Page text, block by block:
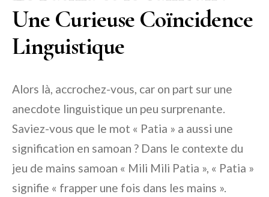
Une Curieuse Coïncidence
Linguistique
Alors là, accrochez-vous, car on part sur une
anecdote linguistique un peu surprenante.
Saviez-vous que le mot « Patia » a aussi une
signification en samoan ? Dans le contexte du
jeu de mains samoan « Mili Mili Patia », « Patia »
signifie « frapper une fois dans les mains ».